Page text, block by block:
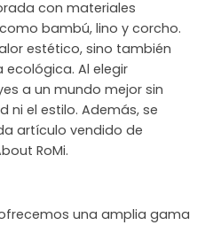
con materiales
bambú, lino y corcho.
estético, sino también
ecológica. Al elegir
a un mundo mejor sin
el estilo. Además, se
artículo vendido de
RoMi.
una amplia gama